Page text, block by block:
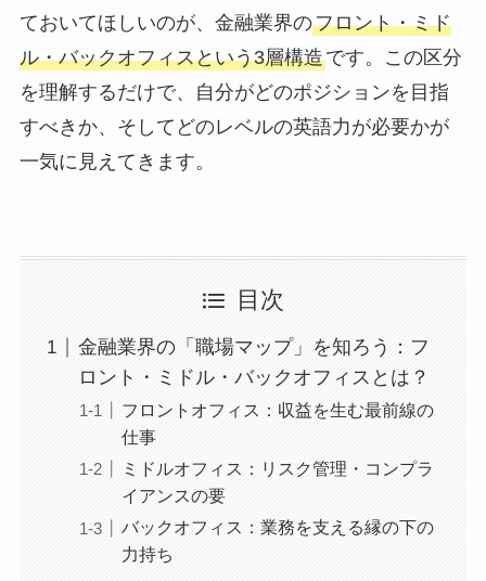
ておいてほしいのが、金融業界のフロント・ミド
ル・バックオフィスという3層構造です。この区分
を理解するだけで、自分がどのポジションを目指
すべきか、そしてどのレベルの英語力が必要かが
一気に見えてきます。
目次
金融業界の「職場マップ」を知ろう：フ
ロント・ミドル・バックオフィスとは？
フロントオフィス：収益を生む最前線の
仕事
ミドルオフィス：リスク管理・コンプラ
イアンスの要
バックオフィス：業務を支える縁の下の
力持ち